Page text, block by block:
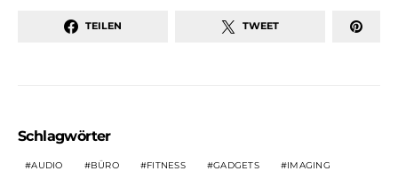
TEILEN TWEET
Schlagwörter
AUDIO BÜRO FITNESS GADGETS IMAGING